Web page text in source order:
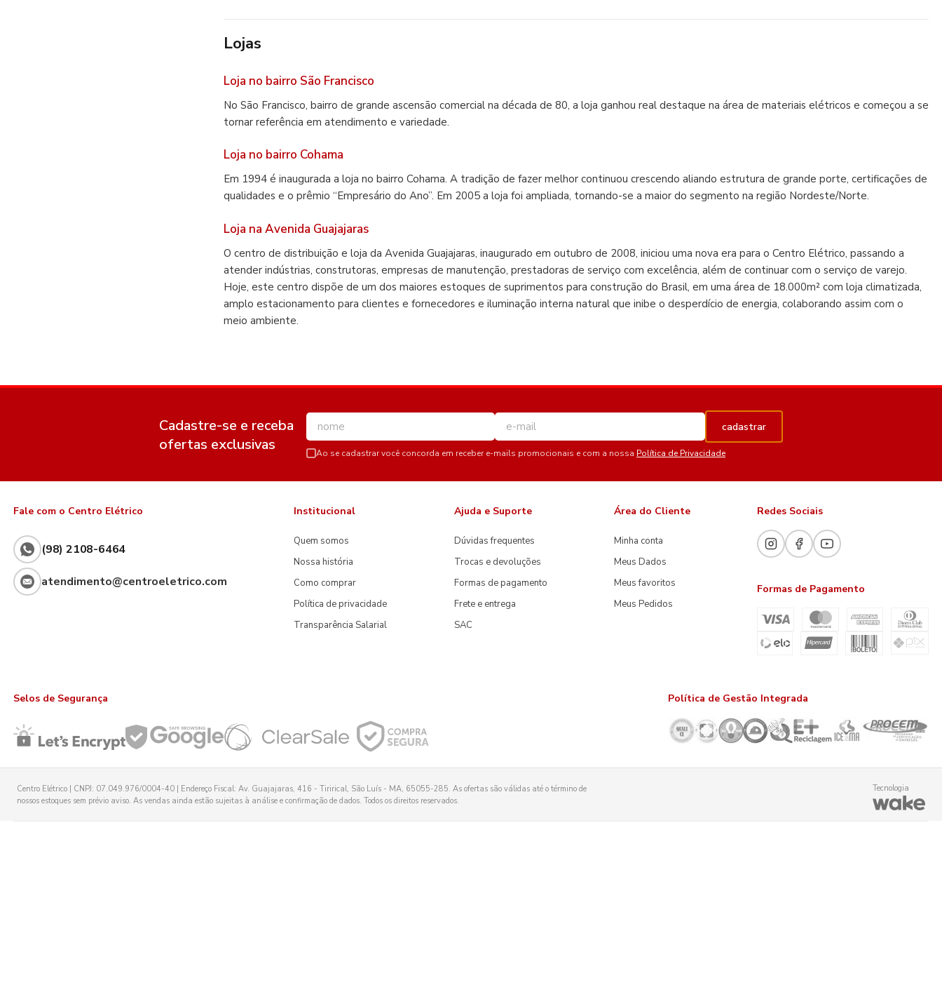
Lojas
Loja no bairro São Francisco
No São Francisco, bairro de grande ascensão comercial na década de 80, a loja ganhou real destaque na área de materiais elétricos e começou a se
tornar referência em atendimento e variedade.
Loja no bairro Cohama
Em 1994 é inaugurada a loja no bairro Cohama. A tradição de fazer melhor continuou crescendo aliando estrutura de grande porte, certificações de
qualidades e o prêmio “Empresário do Ano”. Em 2005 a loja foi ampliada, tornando-se a maior do segmento na região Nordeste/Norte.
Loja na Avenida Guajajaras
O centro de distribuição e loja da Avenida Guajajaras, inaugurado em outubro de 2008, iniciou uma nova era para o Centro Elétrico, passando a
atender indústrias, construtoras, empresas de manutenção, prestadoras de serviço com excelência, além de continuar com o serviço de varejo.
Hoje, este centro dispõe de um dos maiores estoques de suprimentos para construção do Brasil, em uma área de 18.000m² com loja climatizada,
amplo estacionamento para clientes e fornecedores e iluminação interna natural que inibe o desperdício de energia, colaborando assim com o
meio ambiente.
Cadastre-se e receba
ofertas exclusivas
cadastrar
Ao se cadastrar você concorda em receber e-mails promocionais e com a nossa Política de Privacidade
Fale com o Centro Elétrico
(98) 2108-6464
atendimento@centroeletrico.com
Institucional
Quem somos
Nossa história
Como comprar
Política de privacidade
Transparência Salarial
Ajuda e Suporte
Dúvidas frequentes
Trocas e devoluções
Formas de pagamento
Frete e entrega
SAC
Área do Cliente
Minha conta
Meus Dados
Meus favoritos
Meus Pedidos
Redes Sociais
Formas de Pagamento
Selos de Segurança Política de Gestão Integrada
Centro Elétrico | CNPJ: 07.049.976/0004-40 | Endereço Fiscal: Av. Guajajaras, 416 - Tirirical, São Luís - MA, 65055-285. As ofertas são válidas até o término de
nossos estoques sem prévio aviso. As vendas ainda estão sujeitas à análise e confirmação de dados. Todos os direitos reservados.
Tecnologia